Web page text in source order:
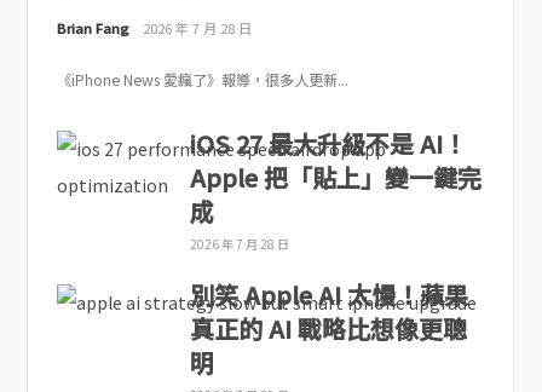
Brian Fang 2026 年 7 月 28 日
《iPhone News 愛瘋了》報導，很多人更新...
iOS 27 最大升級不是 AI！
Apple 把「貼上」變一鍵完
成
2026 年 7 月 28 日
別笑 Apple AI 太慢！蘋果
真正的 AI 戰略比想像更聰
明